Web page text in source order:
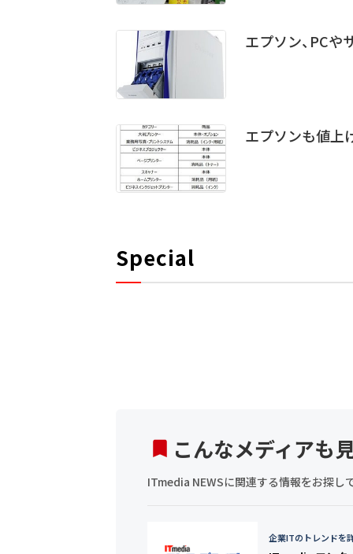
エプソン、PC
エプソンも値
Special
こんなメディアも
ITmedia NEWSに関連する情報をお探し
企業ITのトレンドを